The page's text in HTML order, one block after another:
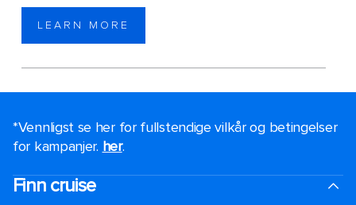
LEARN MORE
*Vennligst se her for fullstendige vilkår og betingelser
for kampanjer. her.
Finn cruise